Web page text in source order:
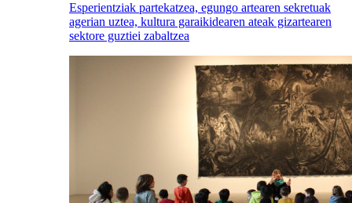
Esperientziak partekatzea, egungo artearen sekretuak
agerian uztea, kultura garaikidearen ateak gizartearen
sektore guztiei zabaltzea